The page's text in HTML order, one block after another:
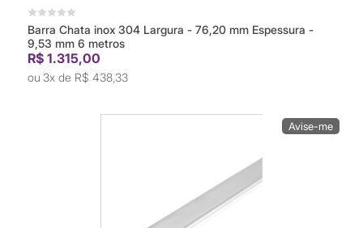
Barra Chata inox 304 Largura - 76,20 mm Espessura -
9,53 mm 6 metros
R$ 1.315,00
3x de R$ 438,33